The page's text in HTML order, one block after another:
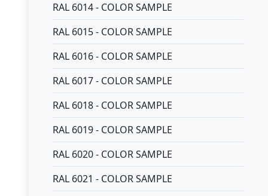
RAL 6014 - COLOR SAMPLE
RAL 6015 - COLOR SAMPLE
RAL 6016 - COLOR SAMPLE
RAL 6017 - COLOR SAMPLE
RAL 6018 - COLOR SAMPLE
RAL 6019 - COLOR SAMPLE
RAL 6020 - COLOR SAMPLE
RAL 6021 - COLOR SAMPLE